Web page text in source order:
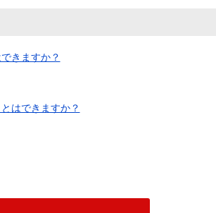
きますか？
はできますか？